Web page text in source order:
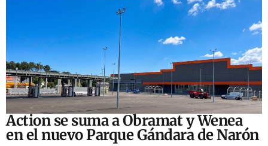
Action se suma a Obramat y Wenea
en el nuevo Parque Gándara de Narón